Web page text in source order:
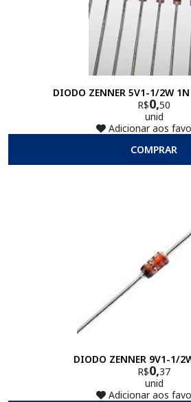
DIODO ZENNER 5V1-1/2W
R$0,50
unid
Adicionar aos
COMPRAR
DIODO ZENNER 9V1-1/
R$0,37
unid
Adicionar aos